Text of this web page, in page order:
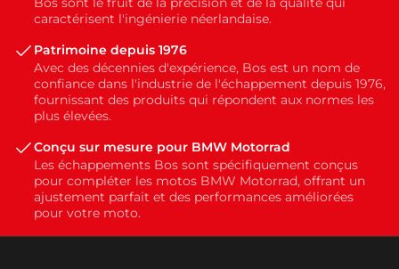
caractérisent l'ingénierie néerlandaise.
Patrimoine depuis 1976
Avec des décennies d'expérience, Bos est un nom de
confiance dans l'industrie de l'échappement depuis 1976,
fournissant des produits qui répondent aux normes les
plus élevées.
Conçu sur mesure pour BMW Motorrad
Les échappements Bos sont spécifiquement conçus
pour compléter les motos BMW Motorrad, offrant un
ajustement parfait et des performances améliorées
pour votre moto.